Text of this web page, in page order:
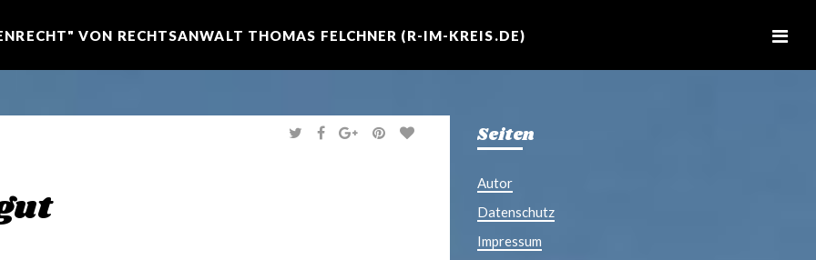
VON RECHTSANWALT THOMAS FELCHNER (R-IM-KREIS.DE)
T
W
F
A
G
O
P
I
Seiten
Autor
Datenschutz
Impressum